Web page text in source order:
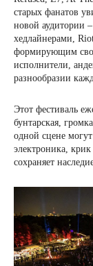
старых фанатов
новой аудитории
хедлайнерами,
формирующим
исполнители,
разнообразии
Этот фестиваль
бунтарская,
одной сцене
электроника,
сохраняет